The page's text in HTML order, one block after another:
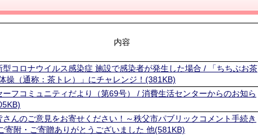
内容
型コロナウイルス感染症 施設で感染者が発生した場合 / 「ちちぶお茶
操（通称：茶トレ）」にチャレンジ！(381KB)
ーフコミュニティだより（第69号） / 消費生活センターからのお知ら
さんのご意見をお寄せください！～秩父市パブリックコメント手続き
寄附・ご寄贈ありがとうございました 他(581KB)